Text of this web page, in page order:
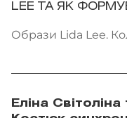
LEE ТА ЯК
Образи Lida Lee.
Еліна